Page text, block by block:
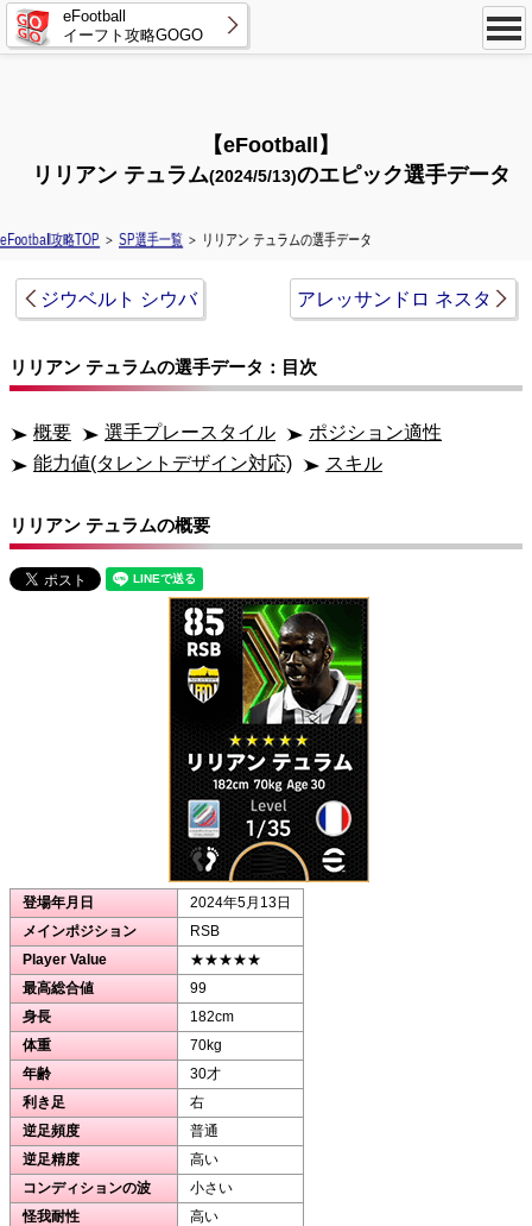
eFootball
イーフト攻略GOGO
【eFootball】
リリアン テュラム(2024/5/13)のエピック選手データ
eFootball攻略TOP ＞ SP選手一覧 ＞ リリアン テュラムの選手データ
ジウベルト シウバ アレッサンドロ ネスタ
リリアン テュラムの選手データ：目次
概要 選手プレースタイル
ポジション適性
能力値(タレントデザイン対応)
スキル
リリアン テュラムの概要
登場年月日
2024年5月13日
メインポジション
RSB
Player Value
★★★★★
最高総合値
99
身長
182cm
体重
70kg
年齢
30才
利き足
右
逆足頻度
普通
逆足精度
高い
コンディションの波
小さい
怪我耐性
高い